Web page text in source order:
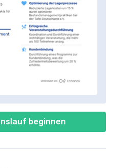
beginnen